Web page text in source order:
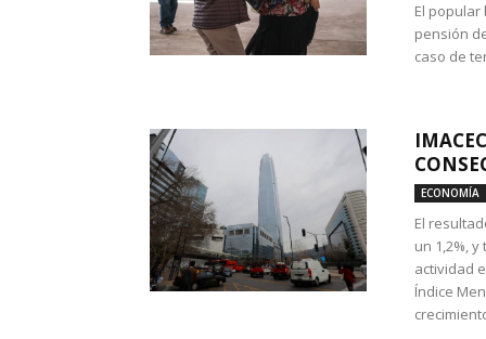
El
pensión
caso de
ECONOMÍA
El
un 1,2%,
actividad
Índice